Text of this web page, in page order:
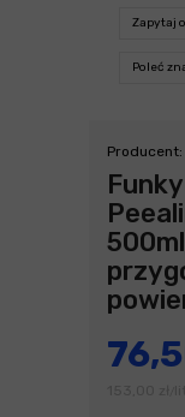
Zapytaj
Poleć
Producent: